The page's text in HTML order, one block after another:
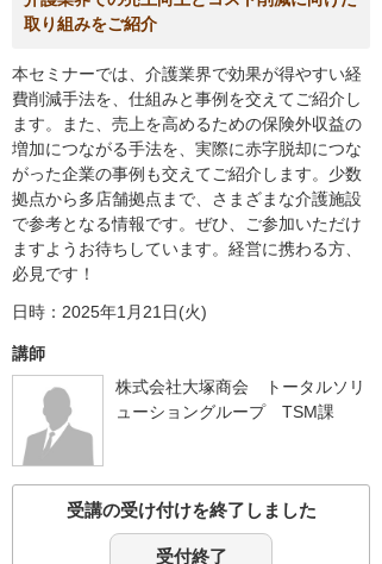
取り組みをご紹介
本セミナーでは、介護業界で効果が得やすい経
費削減手法を、仕組みと事例を交えてご紹介し
ます。また、売上を高めるための保険外収益の
増加につながる手法を、実際に赤字脱却につな
がった企業の事例も交えてご紹介します。少数
拠点から多店舗拠点まで、さまざまな介護施設
で参考となる情報です。ぜひ、ご参加いただけ
ますようお待ちしています。経営に携わる方、
必見です！
日時：2025年1月21日(火)
講師
株式会社大塚商会 トータルソリ
ューショングループ TSM課
受講の受け付けを終了しました
受付終了